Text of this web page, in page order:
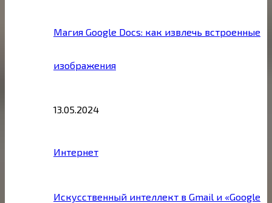
Магия Google Docs: как извлечь встроенные
изображения
13.05.2024
Интернет
Искусственный интеллект в Gmail и «Google